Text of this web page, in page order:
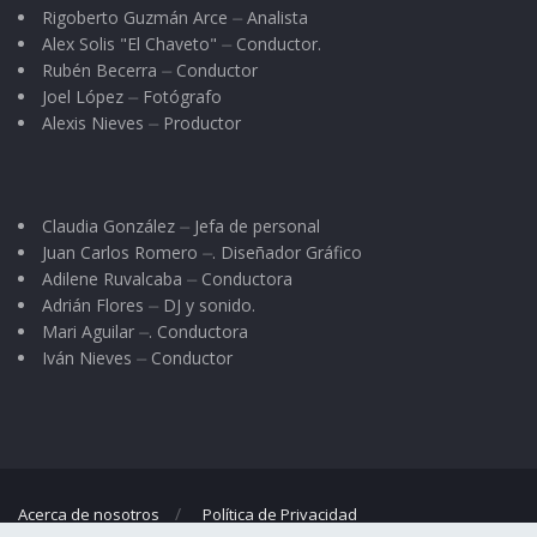
pobres, a chikos y grandes para ke todos
hablen y eskriban igual.
También por el mismo motibo, la hache, kuya
de abichuelas o alkool. Se akabarán esas
komplikadas y umiyantes distinsiones entre
echo y hecho, y no tendremos ke rompernos la
kabesa pensando kómo se eskribe “Sanaoria”…
Así no abrá ke desperdisiar más oras de estudio
Rroberto me rregaló una rradio”. Así mismo
Rigoberto Guzmán Arce ⏤ Analista
Alex Solis "El Chaveto" ⏤ Conductor.
Rubén Becerra ⏤ Conductor
Joel López ⏤ Fotógrafo
Alexis Nieves ⏤ Productor
Claudia González ⏤ Jefa de personal
Juan Carlos Romero ⏤. Diseñador Gráfico
Adilene Ruvalcaba ⏤ Conductora
Adrián Flores ⏤ DJ y sonido.
Mari Aguilar ⏤. Conductora
Iván Nieves ⏤ Conductor
Acerca de nosotros Política de Privacidad